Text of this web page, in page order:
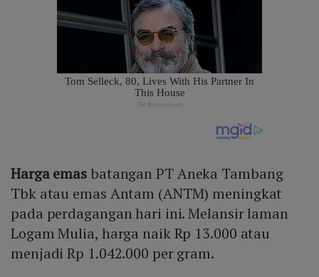
Harga emasbatangan PT Aneka Tambang
Tbk atau emas Antam (ANTM) meningkat
pada perdagangan hari ini. Melansir laman
Logam Mulia, harga naik Rp 13.000 atau
menjadi Rp 1.042.000 per gram.